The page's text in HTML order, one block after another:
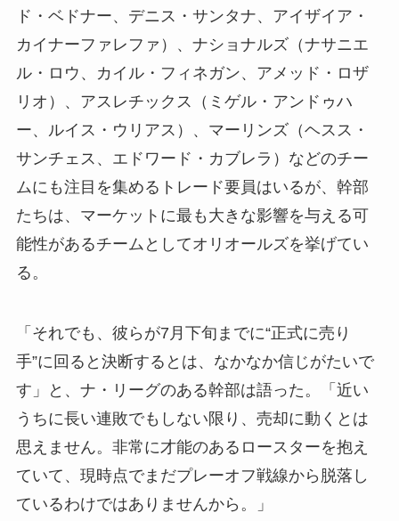
ド・ベドナー、デニス・サンタナ、アイザイア・
カイナーファレファ）、ナショナルズ（ナサニエ
ル・ロウ、カイル・フィネガン、アメッド・ロザ
リオ）、アスレチックス（ミゲル・アンドゥハ
ー、ルイス・ウリアス）、マーリンズ（ヘスス・
サンチェス、エドワード・カブレラ）などのチー
ムにも注目を集めるトレード要員はいるが、幹部
たちは、マーケットに最も大きな影響を与える可
能性があるチームとしてオリオールズを挙げてい
る。
「それでも、彼らが7月下旬までに“正式に売り
手”に回ると決断するとは、なかなか信じがたいで
す」と、ナ・リーグのある幹部は語った。「近い
うちに長い連敗でもしない限り、売却に動くとは
思えません。非常に才能のあるロースターを抱え
ていて、現時点でまだプレーオフ戦線から脱落し
ているわけではありませんから。」